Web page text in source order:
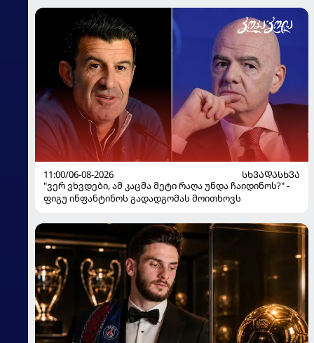
11:00/06-08-2026
ᲡᲮᲕᲐᲓᲐᲡᲮᲕᲐ
"ვერ ვხვდები, ამ კაცმა მეტი რაღა უნდა ჩაიდინოს?" -
ფიგუ ინფანტინოს გადადგომას მოითხოვს